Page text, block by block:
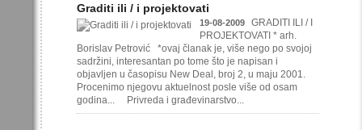
Graditi ili / i projektovati
19-08-2009
GRADITI ILI / I
PROJEKTOVATI * arh.
Borislav Petrović *ovaj članak je, više nego po svojoj
sadržini, interesantan po tome što je napisan i
objavljen u časopisu New Deal, broj 2, u maju 2001.
Procenimo njegovu aktuelnost posle više od osam
godina... Privreda i građevinarstvo...